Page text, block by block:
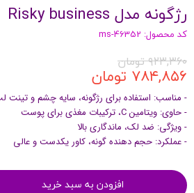
رژگونه مدل Risky business
کد محصول: ms-46352
۹۲۳,۳۶۰ تومان
۷۸۴,۸۵۶ تومان
- مناسب: استفاده برای رژگونه، سایه چشم و تینت
- حاوی: ویتامین C، ترکیبات مغذی برای پوست
- ویژگی: ضد لک، ماندگاری بالا
- عملکرد: حجم دهنده گونه، کاور یکدست و عالی
افزودن به سبد خرید